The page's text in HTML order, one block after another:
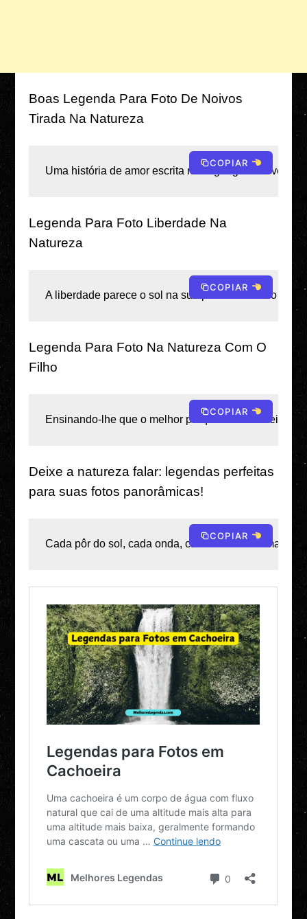
Boas Legenda Para Foto De Noivos
Tirada Na Natureza
Uma história de amor escrita na linguagem do vento
COPIAR
Legenda Para Foto Liberdade Na
Natureza
A liberdade parece o sol na sua pele e o mundo sem
COPIAR
Legenda Para Foto Na Natureza Com O
Filho
Ensinando-lhe que o melhor parque infantil é feito de
COPIAR
Deixe a natureza falar: legendas perfeitas
para suas fotos panorâmicas!
Cada pôr do sol, cada onda, cada folha tem uma
COPIAR